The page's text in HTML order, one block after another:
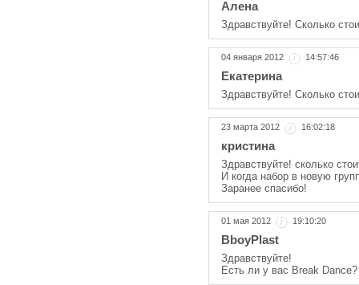
Алена
Здравствуйте! Сколько
04 января 2012 14:57:46
Екатерина
Здравствуйте! Сколько
23 марта 2012 16:02:18
кристина
Здравствуйте! сколько
И когда набор в новую
Заранее спасибо!
01 мая 2012 19:10:20
BboyPlast
Здравствуйте!
Есть ли у вас Break